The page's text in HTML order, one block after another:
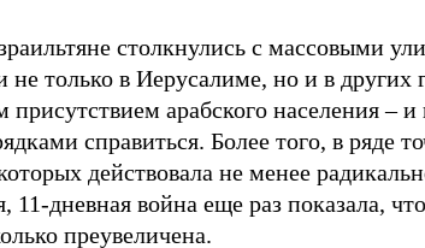
столкнулись с массовыми
не только в Иерусалиме, но и в других
присутствием арабского населения – и
справиться. Более того, в ряде
действовала не менее
11-дневная война еще раз показала,
преувеличена.